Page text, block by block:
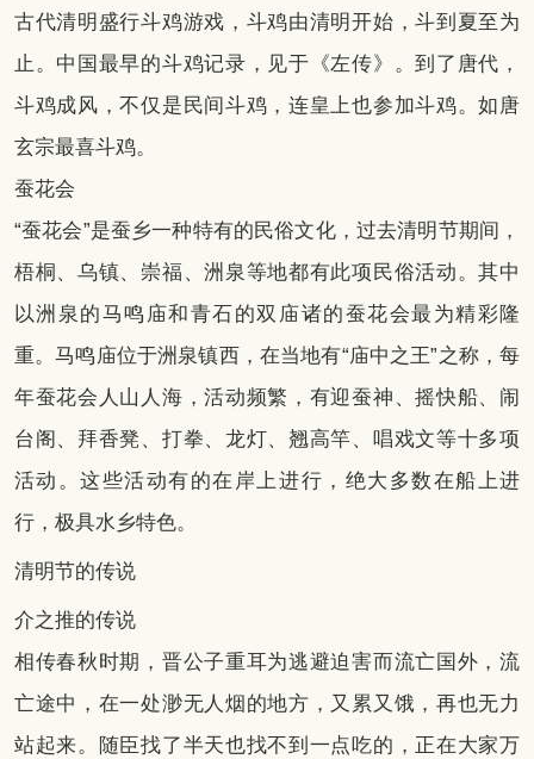
古代清明盛行斗鸡游戏，斗鸡由清明开始，斗到夏至为
止。中国最早的斗鸡记录，见于《左传》。到了唐代，
斗鸡成风，不仅是民间斗鸡，连皇上也参加斗鸡。如唐
玄宗最喜斗鸡。
蚕花会
“蚕花会”是蚕乡一种特有的民俗文化，过去清明节期间，
梧桐、乌镇、崇福、洲泉等地都有此项民俗活动。其中
以洲泉的马鸣庙和青石的双庙诸的蚕花会最为精彩隆
重。马鸣庙位于洲泉镇西，在当地有“庙中之王”之称，每
年蚕花会人山人海，活动频繁，有迎蚕神、摇快船、闹
台阁、拜香凳、打拳、龙灯、翘高竿、唱戏文等十多项
活动。这些活动有的在岸上进行，绝大多数在船上进
行，极具水乡特色。
清明节的传说
介之推的传说
相传春秋时期，晋公子重耳为逃避迫害而流亡国外，流
亡途中，在一处渺无人烟的地方，又累又饿，再也无力
站起来。随臣找了半天也找不到一点吃的，正在大家万